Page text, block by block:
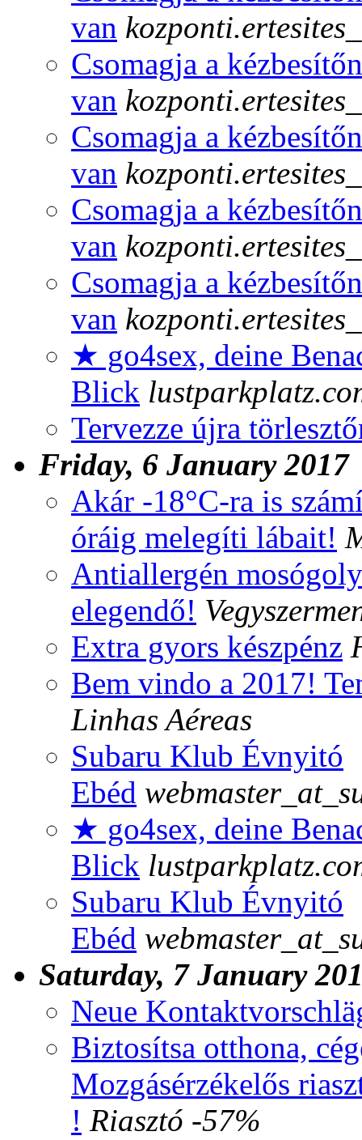
van
Csomagja a
van
Csomagja a
van
Csomagja a
van
Csomagja a
van
★ go4sex, deine
Blick
Tervezze újra
Friday, 6 January 2017
Akár -18°C-ra is
óráig melegíti lábait!
Antiallergén
elegendő!
Extra gyors készpénz
Bem vindo a 2017!
Linhas Aéreas
Subaru Klub Évnyitó
Ebéd
★ go4sex, deine
Blick
Subaru Klub Évnyitó
Ebéd
Saturday, 7 January
Neue
Biztosítsa otthona,
Mozgásérzékelős
! Riasztó -57%